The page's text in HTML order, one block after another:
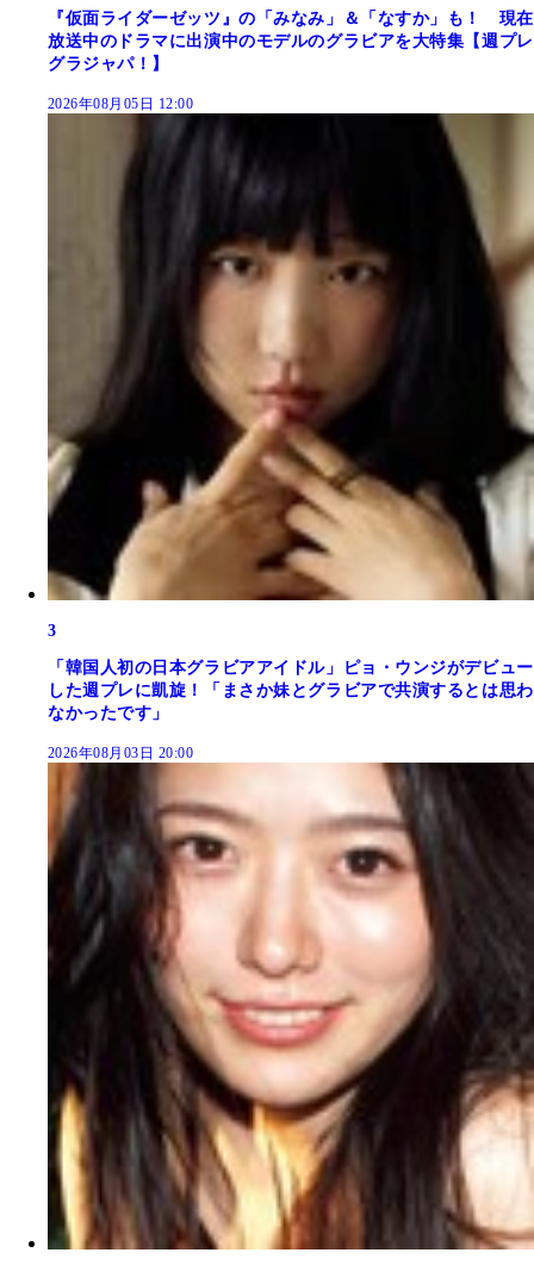
『仮面ライダーゼッツ』の「みなみ」＆「なすか」も！ 現在
放送中のドラマに出演中のモデルのグラビアを大特集【週プレ
グラジャパ！】
2026年08月05日 12:00
3
「韓国人初の日本グラビアアイドル」ピョ・ウンジがデビュー
した週プレに凱旋！「まさか妹とグラビアで共演するとは思わ
なかったです」
2026年08月03日 20:00